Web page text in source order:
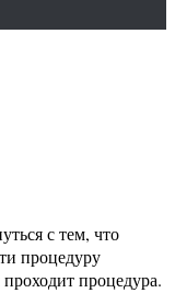
с тем, что
процедуру
процедура.